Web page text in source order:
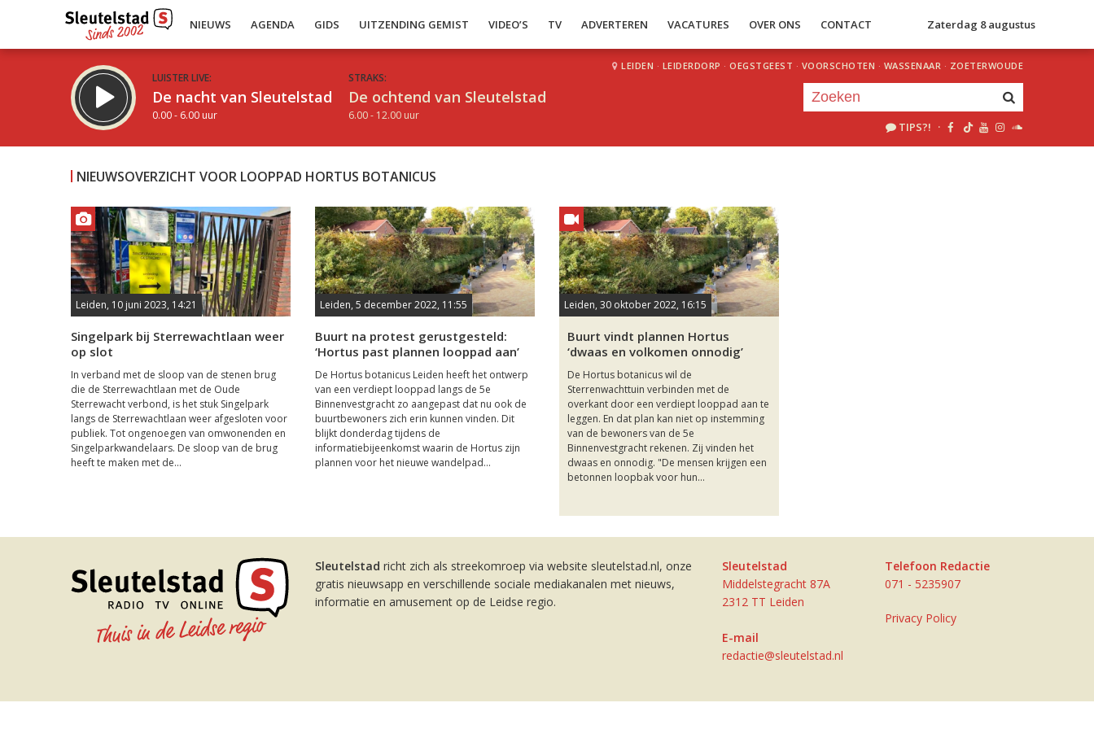
NIEUWS AGENDA GIDS UITZENDING GEMIST VIDEO’S TV ADVERTEREN VACATURES OVER ONS CONTACT Zaterdag 8 augustus
LUISTER LIVE:
De nacht van Sleutelstad
0.00 - 6.00 uur
STRAKS:
De ochtend van Sleutelstad
6.00 - 12.00 uur
LEIDEN · LEIDERDORP · OEGSTGEEST · VOORSCHOTEN · WASSENAAR · ZOETERWOUDE
TIPS?! ·
Inklappen
NIEUWSOVERZICHT VOOR LOOPPAD HORTUS BOTANICUS
Leiden, 10 juni 2023, 14:21
Singelpark bij Sterrewachtlaan weer
op slot
In verband met de sloop van de stenen brug
die de Sterrewachtlaan met de Oude
Sterrewacht verbond, is het stuk Singelpark
langs de Sterrewachtlaan weer afgesloten voor
publiek. Tot ongenoegen van omwonenden en
Singelparkwandelaars. De sloop van de brug
heeft te maken met de...
Leiden, 5 december 2022, 11:55
Buurt na protest gerustgesteld:
‘Hortus past plannen looppad aan’
De Hortus botanicus Leiden heeft het ontwerp
van een verdiept looppad langs de 5e
Binnenvestgracht zo aangepast dat nu ook de
buurtbewoners zich erin kunnen vinden. Dit
blijkt donderdag tijdens de
informatiebijeenkomst waarin de Hortus zijn
plannen voor het nieuwe wandelpad...
Leiden, 30 oktober 2022, 16:15
Buurt vindt plannen Hortus
‘dwaas en volkomen onnodig’
De Hortus botanicus wil de
Sterrenwachttuin verbinden met de
overkant door een verdiept looppad aan te
leggen. En dat plan kan niet op instemming
van de bewoners van de 5e
Binnenvestgracht rekenen. Zij vinden het
dwaas en onnodig. "De mensen krijgen een
betonnen loopbak voor hun...
Sleutelstad richt zich als streekomroep via website sleutelstad.nl, onze
gratis nieuwsapp en verschillende sociale mediakanalen met nieuws,
informatie en amusement op de Leidse regio.
Sleutelstad
Middelstegracht 87A
2312 TT Leiden
E-mail
redactie@sleutelstad.nl
Telefoon Redactie
071 - 5235907
Privacy Policy